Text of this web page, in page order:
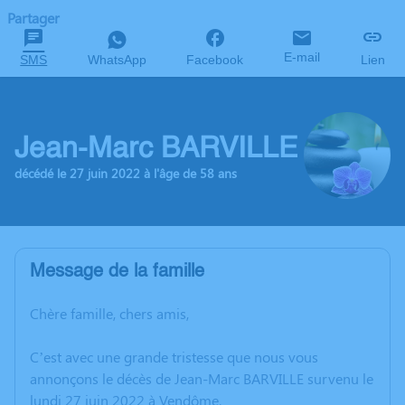
Partager
SMS WhatsApp Facebook E-mail Lien
Jean-Marc BARVILLE
décédé le 27 juin 2022 à l'âge de 58 ans
Message de la famille
Chère famille, chers amis,
C’est avec une grande tristesse que nous vous
annonçons le décès de Jean-Marc BARVILLE survenu le
lundi 27 juin 2022 à Vendôme.